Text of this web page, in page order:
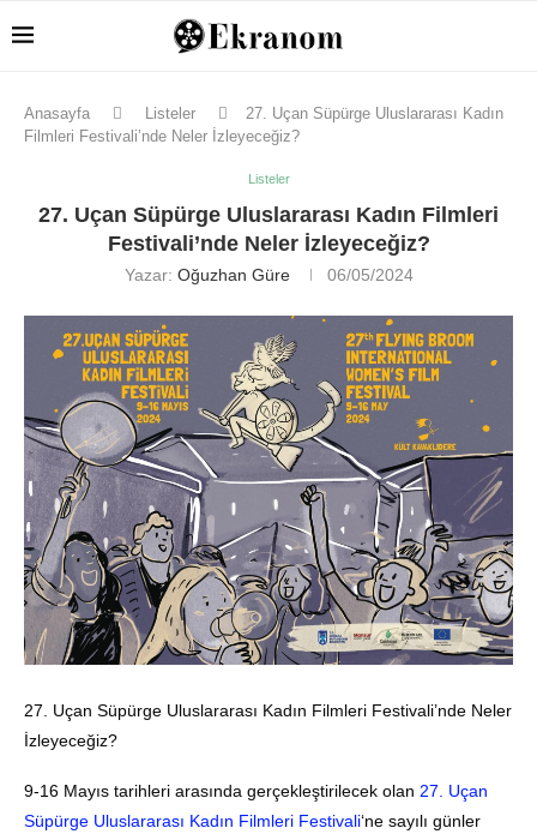
Anasayfa Listeler
27. Uçan Süpürge Uluslararası Kadın
Filmleri Festivali’nde Neler İzleyeceğiz?
Listeler
27. Uçan Süpürge Uluslararası Kadın Filmleri
Festivali’nde Neler İzleyeceğiz?
Yazar: Oğuzhan Güre 06/05/2024
27. Uçan Süpürge Uluslararası Kadın Filmleri Festivali’nde Neler
İzleyeceğiz?
9-16 Mayıs tarihleri arasında gerçekleştirilecek olan 27. Uçan
Süpürge Uluslararası Kadın Filmleri Festivali‘ne sayılı günler